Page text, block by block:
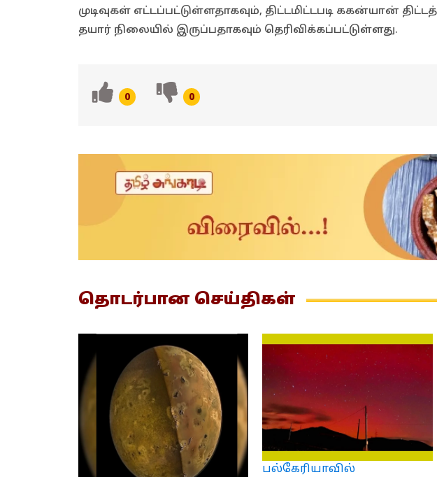
முடிவுகள் எட்டப்பட்டுள்ளதாகவும், திட்டமிட்டபடி ககன்யான்
தயார் நிலையில் இருப்பதாகவும் தெரிவிக்கப்பட்டுள்ளது.
0 0
தொடர்பான செய்திகள்
பல்கேரியாவில்